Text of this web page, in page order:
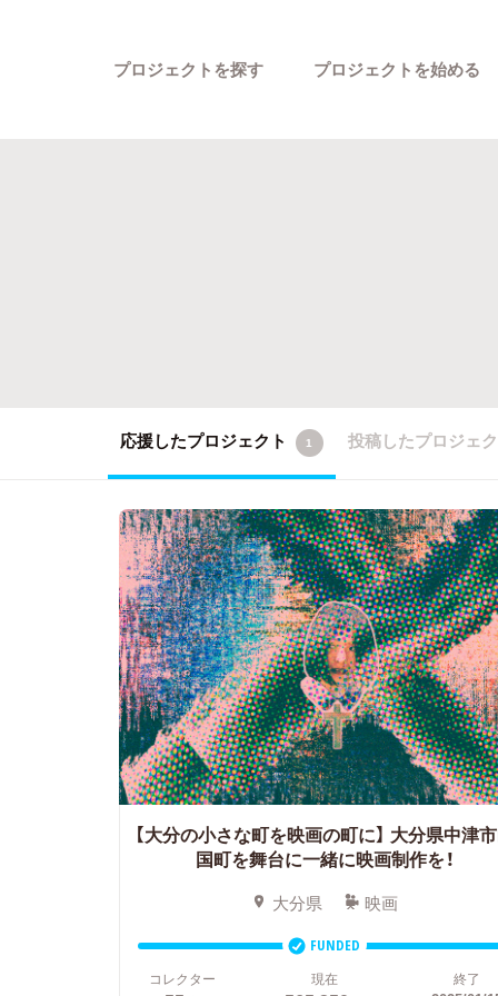
プロジェクトを探す プロジェクトを始める
応援したプロジェクト 1 投稿したプロジェ
【大分の小さな町を映画の町に】 大分県中津
国町を舞台に一緒に映画制作を！
大分県 映画
FUNDED
コレクター
現在 終了